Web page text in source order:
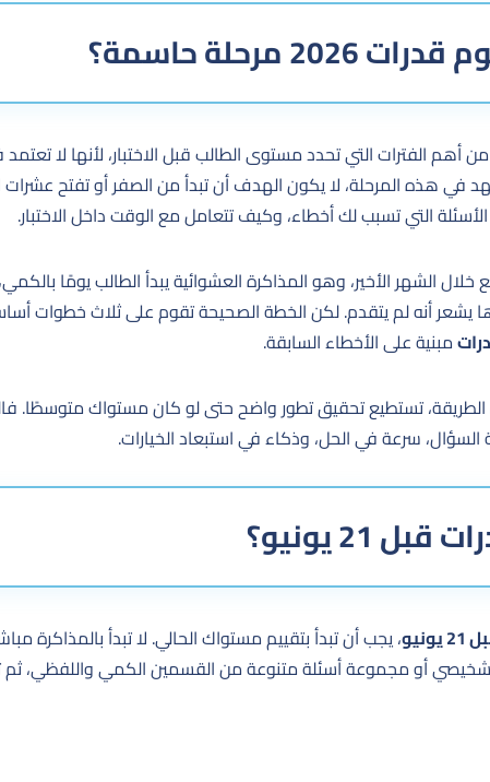
من أهم الفترات التي تحدد مستوى الطالب قبل الاختبار، لأنها لا
في هذه المرحلة، لا يكون الهدف أن تبدأ من الصفر أو تفتح
التي تسبب لك أخطاء، وكيف تتعامل مع الوقت داخل الاختبار.
الشهر الأخير، وهو المذاكرة العشوائية يبدأ الطالب يومًا
يشعر أنه لم يتقدم. لكن الخطة الصحيحة تقوم على ثلاث خطوات
مبنية على الأخطاء السابقة.
الطريقة، تستطيع تحقيق تطور واضح حتى لو كان مستواك متوسطًا.
سرعة في الحل، وذكاء في استبعاد الخيارات.
يونيو؟
، يجب أن تبدأ بتقييم مستواك الحالي. لا تبدأ بالمذاكرة
أو مجموعة أسئلة متنوعة من القسمين الكمي واللفظي،